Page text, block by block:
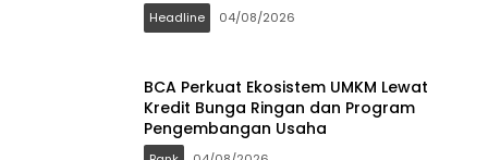
Headline 04/08/2026
BCA Perkuat Ekosistem UMKM Lewat
Kredit Bunga Ringan dan Program
Pengembangan Usaha